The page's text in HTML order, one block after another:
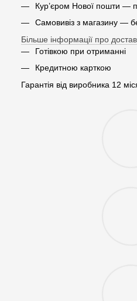
Кур’єром Нової пошти —
Самовивіз з магазину —
Більше інформації про
Готівкою при отриманні
Кредитною карткою
Гарантія від виробника 12